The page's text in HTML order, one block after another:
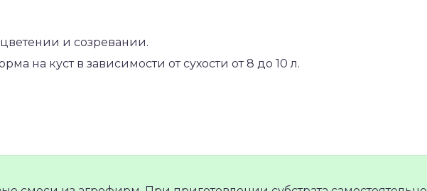
и созревании.
на куст в зависимости от сухости от 8 до 10 л.